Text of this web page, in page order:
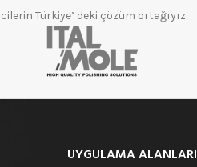
Ürünleri
Türkiye’ deki çözüm ortağıyız.
UYGULAMA ALANLARI